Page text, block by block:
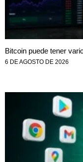
Bitcoin puede tener
6 DE AGOSTO DE 2026